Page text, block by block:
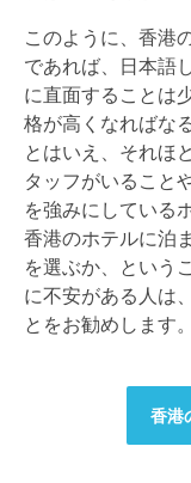
このように、香港
であれば、日本語
に直面することは
格が高くなればな
とはいえ、それほ
タッフがいること
を強みにしている
香港のホテルに泊
を選ぶか、という
に不安がある人は
とをお勧めします。
香港